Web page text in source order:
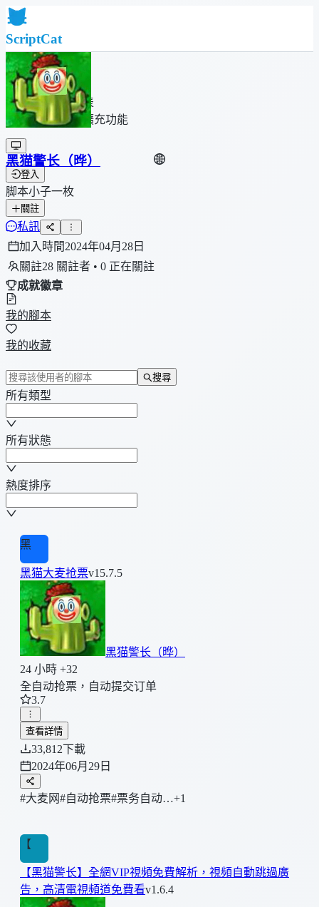
ScriptCat
首頁
社群
腳本列表
瀏覽器擴充功能
登入
黑猫警长（晔）
脚本小子一枚
關註
私訊
加入時間2024年04月28日
關註28 關註者 • 0 正在關註
成就徽章
我的腳本
我的收藏
搜尋
所有類型
所有狀態
熱度排序
黑
黑猫大麦抢票v15.7.5
黑猫警长（晔）
24 小時 +32
全自动抢票，自动提交订单
3.7
查看詳情
33,812下載
2024年06月29日
#大麦网#自动抢票#票务自动…+1
【
【黑猫警长】全網VIP視頻免費解析，視頻自動跳過廣
告，高清電視頻道免費看v1.6.4